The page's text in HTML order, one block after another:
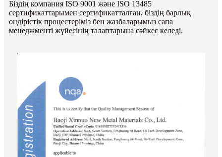
Біздің компания ISO 9001 және ISO 13485
сертификаттарымен сертификатталған, біздің барлық
өндірістік процестеріміз бен жазбаларымыз сапа
менеджменті жүйесінің талаптарына сәйкес келеді.